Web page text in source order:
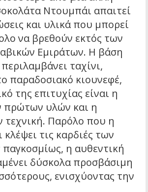
Ντουμπάι απαιτεί
και υλικά που μπορεί
να βρεθούν εκτός των
Εμιράτων. Η βάση
ταχίνι,
παραδοσιακό κιουνεφέ,
της επιτυχίας είναι η
πρώτων υλών και η
τεχνική. Παρόλο που η
κλέψει τις καρδιές των
η αυθεντική
δύσκολα προσβάσιμη
ενισχύοντας την